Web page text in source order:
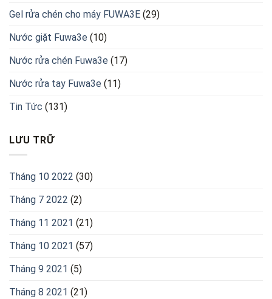
Gel rửa chén cho máy FUWA3E (29)
Nước giặt Fuwa3e (10)
Nước rửa chén Fuwa3e (17)
Nước rửa tay Fuwa3e (11)
Tin Tức (131)
LƯU TRỮ
Tháng 10 2022 (30)
Tháng 7 2022 (2)
Tháng 11 2021 (21)
Tháng 10 2021 (57)
Tháng 9 2021 (5)
Tháng 8 2021 (21)